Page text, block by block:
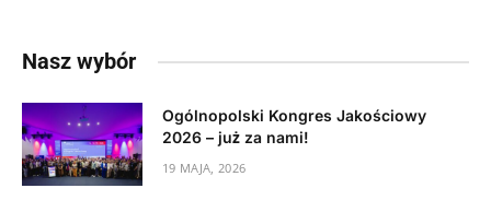
Nasz wybór
Ogólnopolski Kongres Jakościowy
2026 – już za nami!
19 MAJA, 2026